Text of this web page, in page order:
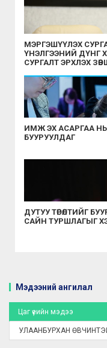
МЭРГЭШҮҮЛЭХ
ҮНЭЛГЭЭНИЙ ДҮНГ
СУРГАЛТ ЭРХЛЭХ
ИМЖ ЭХ АСАРГАА
БУУРУУЛДАГ
ДУТУУ ТӨРӨЛТИЙГ
САЙН ТУРШЛАГЫГ
Мэдээний ангилал
Цаг үеийн мэдээ
УЛААНБУРХАН